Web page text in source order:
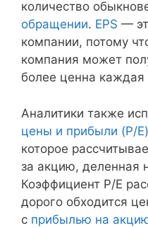
количество
обращении. EPS —
компании, потому
компания может
более ценна каждая
Аналитики также
цены и прибыли (P/E)
которое
за акцию, деленная
Коэффициент P/E
дорого обходится
с прибылью на